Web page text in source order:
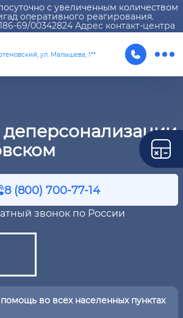
с увеличенным количеством
оперативного реагирования.
69/00342824 Адрес контакт-центра
ул. Малышева, 1**
8 (800) 700-77-14
звонок по России
во всех населенных пунктах